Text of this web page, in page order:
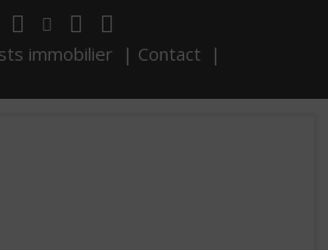
immobilier | Contact |